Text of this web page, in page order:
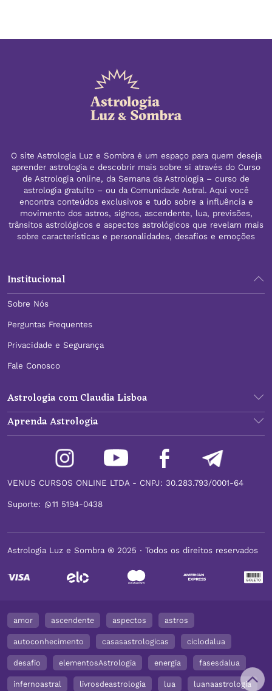
O site Astrologia Luz e Sombra é um espaço para quem deseja
aprender astrologia e descobrir mais sobre si através do Curso
de Astrologia online, da Semana da Astrologia – curso de
astrologia gratuito – ou da Comunidade Astral. Aqui você
encontra conteúdos exclusivos e tudo sobre a influência e
movimento dos astros, signos, ascendente, lua, previsões,
trânsitos astrológicos e aspectos astrológicos que revelam mais
sobre características e personalidades, desafios e emoções
Institucional
Sobre Nós
Perguntas Frequentes
Privacidade e Segurança
Fale Conosco
Astrologia com Claudia Lisboa
Aprenda Astrologia
VENUS CURSOS ONLINE LTDA - CNPJ: 30.283.793/0001-64
Suporte: 11 5194-0438
Astrologia Luz e Sombra ® 2025 ∙ Todos os direitos reservados
amor ascendente aspectos astros
autoconhecimento casasastrologicas ciclodalua
desafio elementosAstrologia energia fasesdalua
infernoastral livrosdeastrologia lua luanaastrologia